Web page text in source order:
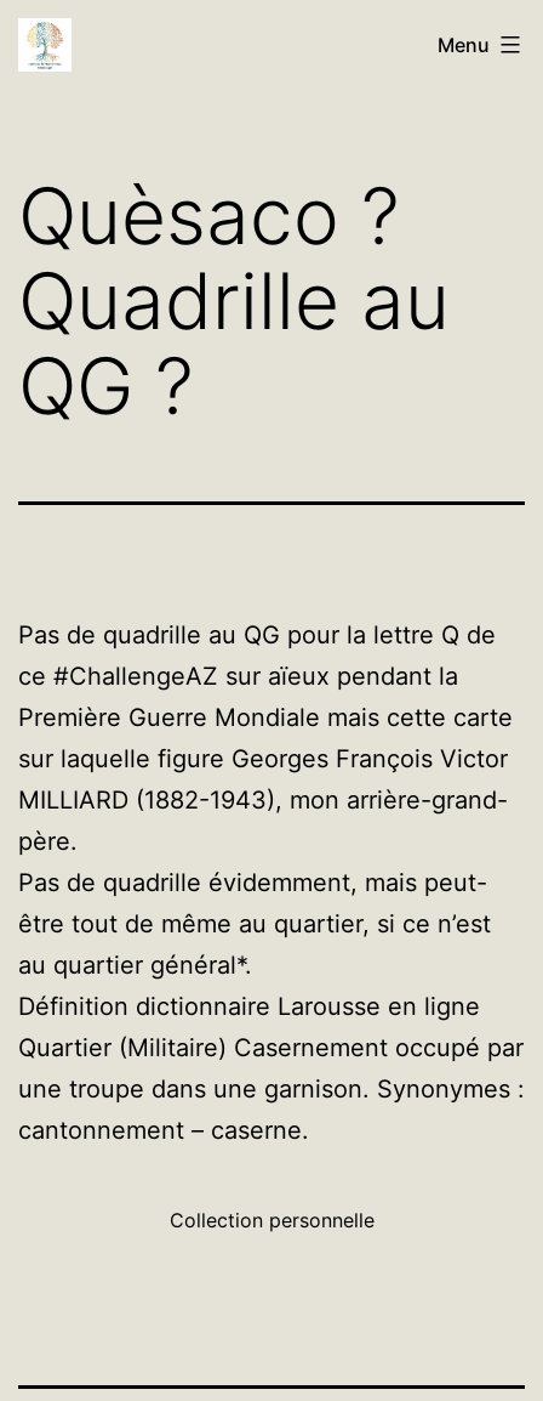
Aller
Histoires
Généalogie
Menu
Quèsaco ?
Quadrille au
QG ?
Pas de quadrille au QG pour la lettre Q de
ce #ChallengeAZ sur aïeux pendant la
Première Guerre Mondiale mais cette carte
sur laquelle figure Georges François Victor
MILLIARD (1882-1943), mon arrière-grand-
père.
Pas de quadrille évidemment, mais peut-
être tout de même au quartier, si ce n’est
au quartier général*.
Définition dictionnaire Larousse en ligne
Quartier (Militaire) Casernement occupé par
une troupe dans une garnison. Synonymes :
cantonnement – caserne.
Collection personnelle